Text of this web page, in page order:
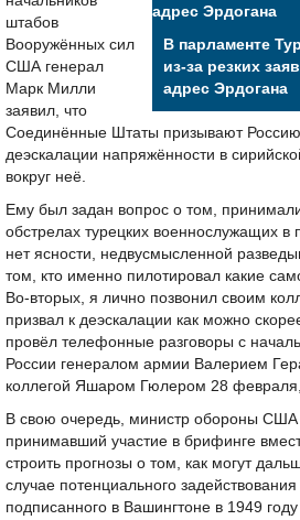
В парламенте
из-за резких
адрес Эрдогана
штабов
Вооружённых сил
США генерал
Марк Милли
заявил, что
Соединённые Штаты призывают
деэскалации напряжённости в
вокруг неё.
Ему был задан вопрос о том,
обстрелах турецких военнослужащих
нет ясности, недвусмысленной
том, кто именно пилотировал какие
Во-вторых, я лично позвонил своим
призвал к деэскалации как можно
провёл телефонные разговоры с
России генералом армии Валерием
коллегой Яшаром Гюлером 28
В свою очередь, министр обороны
принимавший участие в брифинге
строить прогнозы о том, как могут
случае потенциального
подписанного в Вашингтоне в 1949